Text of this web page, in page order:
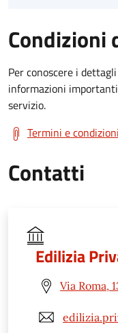
Condizioni
Per conoscere i
informazioni
servizio.
Termini e
Contatti
Edilizia
Via Roma,